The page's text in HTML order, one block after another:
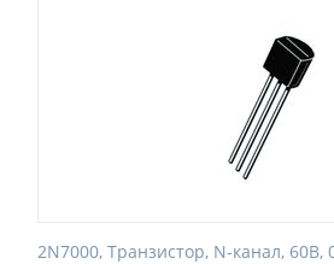
2N7000, Транзистор, N-канал, 60В,